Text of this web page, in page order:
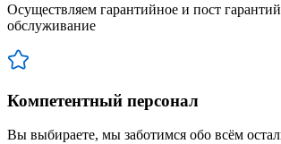
Осуществляем гарантийное и пост
обслуживание
Компетентный персонал
Вы выбираете, мы заботимся обо всём